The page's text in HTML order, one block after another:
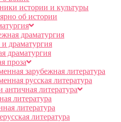
истории и культуры
об истории
драматургия
драматургия
драматургия
проза
зарубежная литература
русская литература
античная литература
литература
литература
литература